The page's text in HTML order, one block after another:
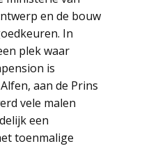
en de bouw
In
plek waar
is
aan de Prins
vele malen
een
toenmalige